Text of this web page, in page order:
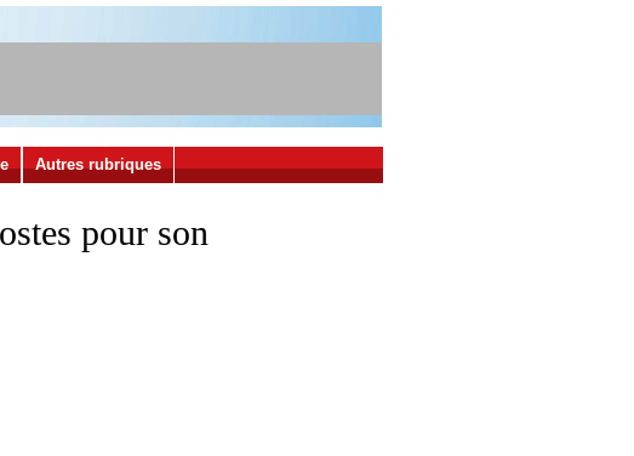
Autres rubriques
pour son